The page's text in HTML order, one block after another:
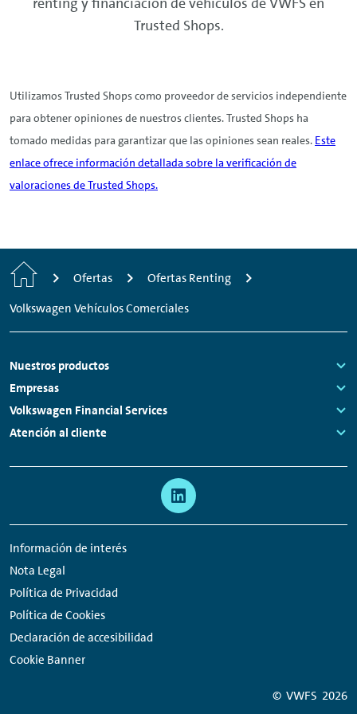
vehículos de ocasión.
Trusted Shops.
Utilizamos Trusted Shops como proveedor de servicios independiente
para obtener opiniones de nuestros clientes. Trusted Shops ha
tomado medidas para garantizar que las opiniones sean reales. Este
enlace ofrece información detallada sobre la verificación de
valoraciones de Trusted Shops.
Inicio Ofertas
Ofertas Renting
Volkswagen Vehículos Comerciales
Footer
Nuestros productos
Links:
Empresas
Links:
Volkswagen Financial Services
Links:
Atención al cliente
Información de interés
Nota Legal
Política de Privacidad
Política de Cookies
Declaración de accesibilidad
Cookie Banner
redes
sociales
© VWFS 2026